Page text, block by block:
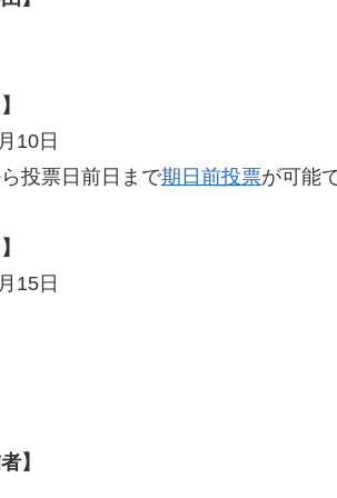
10日
ら投票日前日まで期日前投票が可能
15日
】